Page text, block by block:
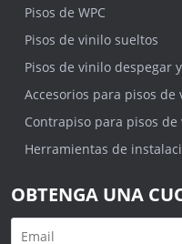
Pisos de WPC
Pisos de vinilo sueltos
Pisos de vinilo despegar
Accesorios para pisos de
Contrapiso para pisos
Herramientas de
OBTENGA UNA